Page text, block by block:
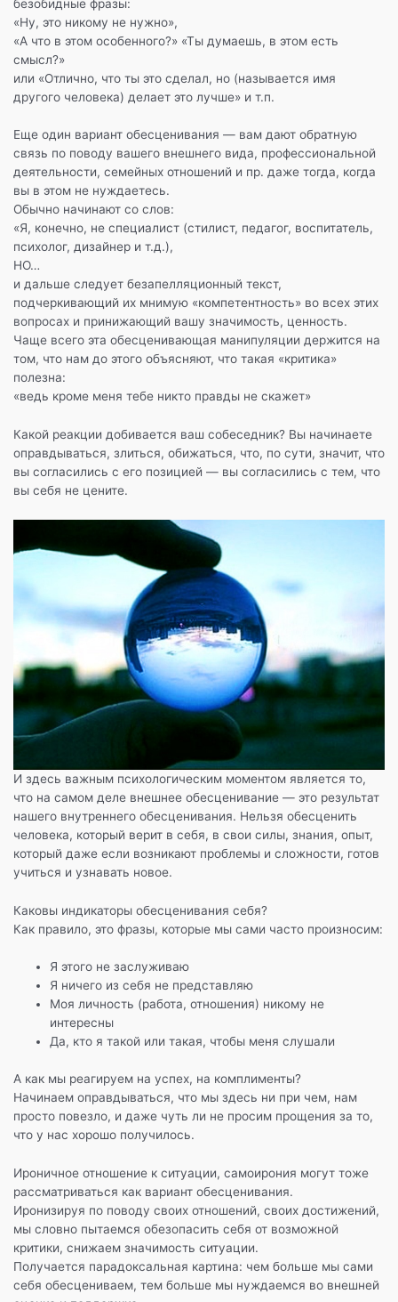
безобидные фразы:
«Ну, это никому не нужно»,
«А что в этом особенного?» «Ты думаешь, в этом есть
смысл?»
или «Отлично, что ты это сделал, но (называется имя
другого человека) делает это лучше» и т.п.
Еще один вариант обесценивания — вам дают обратную
связь по поводу вашего внешнего вида, профессиональной
деятельности, семейных отношений и пр. даже тогда, когда
вы в этом не нуждаетесь.
Обычно начинают со слов:
«Я, конечно, не специалист (стилист, педагог, воспитатель,
психолог, дизайнер и т.д.),
НО…
и дальше следует безапелляционный текст,
подчеркивающий их мнимую «компетентность» во всех этих
вопросах и принижающий вашу значимость, ценность.
Чаще всего эта обесценивающая манипуляции держится на
том, что нам до этого объясняют, что такая «критика»
полезна:
«ведь кроме меня тебе никто правды не скажет»
Какой реакции добивается ваш собеседник? Вы начинаете
оправдываться, злиться, обижаться, что, по сути, значит, что
вы согласились с его позицией — вы согласились с тем, что
вы себя не цените.
И здесь важным психологическим моментом является то,
что на самом деле внешнее обесценивание — это результат
нашего внутреннего обесценивания. Нельзя обесценить
человека, который верит в себя, в свои силы, знания, опыт,
который даже если возникают проблемы и сложности, готов
учиться и узнавать новое.
Каковы индикаторы обесценивания себя?
Как правило, это фразы, которые мы сами часто произносим:
Я этого не заслуживаю
Я ничего из себя не представляю
Моя личность (работа, отношения) никому не
интересны
Да, кто я такой или такая, чтобы меня слушали
А как мы реагируем на успех, на комплименты?
Начинаем оправдываться, что мы здесь ни при чем, нам
просто повезло, и даже чуть ли не просим прощения за то,
что у нас хорошо получилось.
Ироничное отношение к ситуации, самоирония могут тоже
рассматриваться как вариант обесценивания.
Иронизируя по поводу своих отношений, своих достижений,
мы словно пытаемся обезопасить себя от возможной
критики, снижаем значимость ситуации.
Получается парадоксальная картина: чем больше мы сами
себя обесцениваем, тем больше мы нуждаемся во внешней